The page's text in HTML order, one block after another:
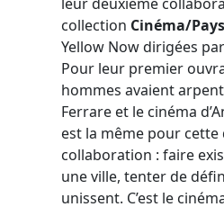
collection Cinéma/
Yellow Now dirigées
Pour leur premier
hommes avaient
Ferrare et le cinéma
est la même pour cette
collaboration : faire
une ville, tenter de
unissent. C’est le